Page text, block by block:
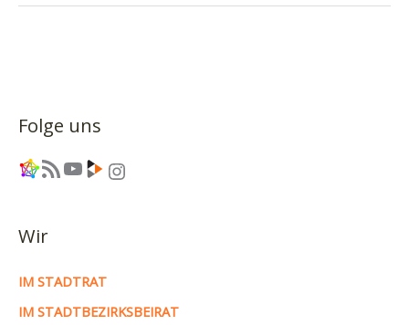
Piratencast
Folge uns
Link RSS-Feed YouTube Link Instagram
Wir
IM STADTRAT
IM STADTBEZIRKSBEIRAT